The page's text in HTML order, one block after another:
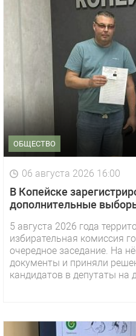
ОБЩЕСТВО
06 августа 2026 16:00
В Копейске
дополнительные
5 августа 2026 года
избирательная комиссия
очередное заседание. На
документы и приняли
кандидатов в депутаты на